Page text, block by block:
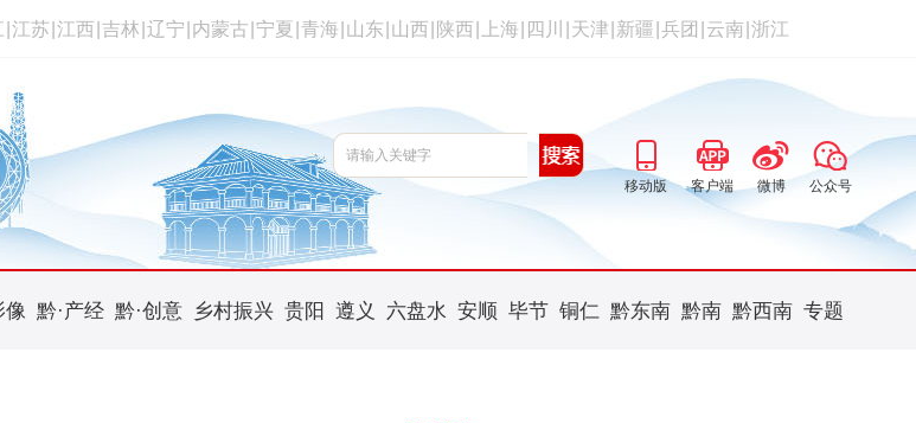
江苏 江西 吉林 辽宁 内蒙古 宁夏 青海 山东 山西 陕西 上海 四川 天津 新疆 兵团 云南 浙江
移动版 客户端 微博 公众号
像 黔·产经 黔·创意 乡村振兴 贵阳 遵义 六盘水 安顺 毕节 铜仁 黔东南 黔南 黔西南 专题